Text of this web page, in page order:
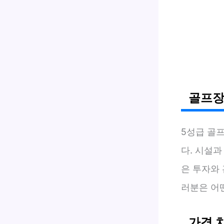
골프
5성급 골
다. 시설
은 투자와
러분은 어